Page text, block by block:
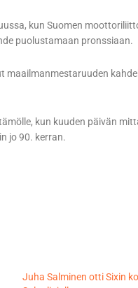
kun Suomen
puolustamaan pronssiaan.
maailmanmestaruuden
kun kuuden päivän
jo 90. kerran.
Juha Salminen otti Sixin